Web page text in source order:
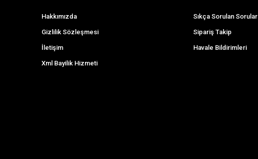
Hakkımızda
Gizlilik Sözleşmesi
İletişim
Xml Bayilik Hizmeti
Sıkça Sorulan Sorular
Sipariş Takip
Havale Bildirimleri